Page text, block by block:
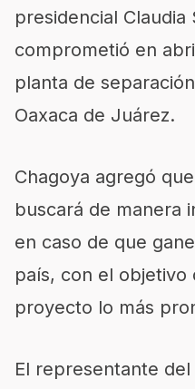
presidencial Claudia
comprometió en
planta de
Oaxaca de Juárez.
Chagoya agregó
buscará de manera
en caso de que
país, con el objetivo
proyecto lo más
El representante